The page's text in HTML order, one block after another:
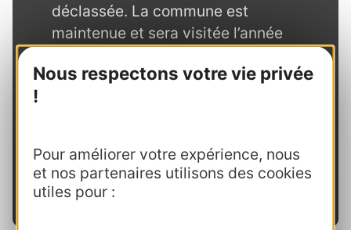
Nous respectons votre vie privée
!
Pour améliorer votre expérience, nous
et nos partenaires utilisons des cookies
utiles pour :
déclassée. La commune est
maintenue et sera visitée l’année
visite n’a pas fait état d’une reprise en
main. La commune perd un niveau de
labellisation.